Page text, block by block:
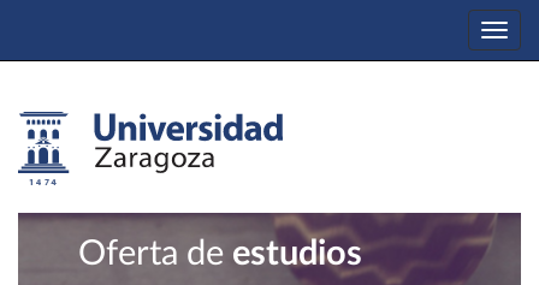
Oferta de estudios